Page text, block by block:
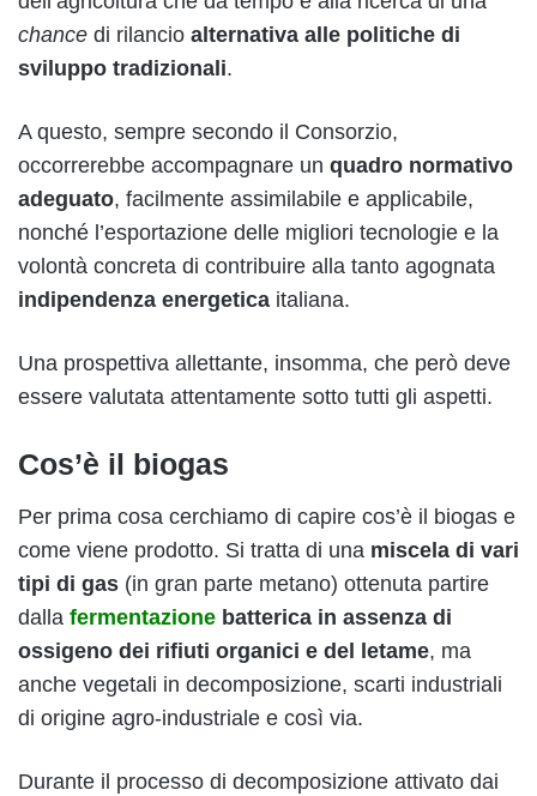
chance di rilancio alternativa alle politiche di
sviluppo tradizionali.
A questo, sempre secondo il Consorzio,
occorrerebbe accompagnare un quadro normativo
adeguato, facilmente assimilabile e applicabile,
nonché l’esportazione delle migliori tecnologie e la
volontà concreta di contribuire alla tanto agognata
indipendenza energetica italiana.
Una prospettiva allettante, insomma, che però deve
essere valutata attentamente sotto tutti gli aspetti.
Cos’è il biogas
Per prima cosa cerchiamo di capire cos’è il biogas e
come viene prodotto. Si tratta di una miscela di vari
tipi di gas (in gran parte metano) ottenuta partire
dalla fermentazione batterica in assenza di
ossigeno dei rifiuti organici e del letame, ma
anche vegetali in decomposizione, scarti industriali
di origine agro-industriale e così via.
Durante il processo di decomposizione attivato dai